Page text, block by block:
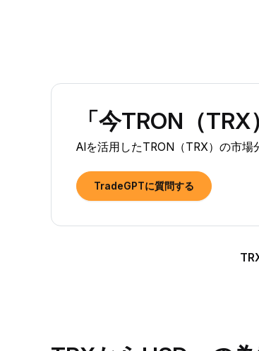
「今TRON（
AIを活用したTRON（TRX）の市場
TradeGPTに質問する